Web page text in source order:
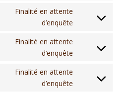
service
Finalité en attente
d’enquête
Consent
service
Finalité en attente
d’enquête
Consent
service
Finalité en attente
d’enquête
Consent